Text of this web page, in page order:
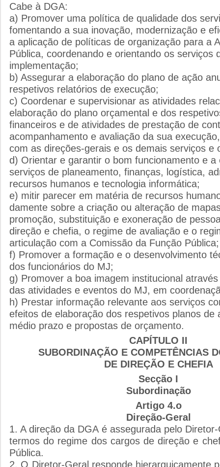
Cabe à DGA:
a) Promover uma política de qualidade dos
fomentando a sua inovação, modernização e
a aplicação de políticas de organização para a
Pública, coordenando e orientando os serviços
implementação;
b) Assegurar a elaboração do plano de ação
respetivos relatórios de execução;
c) Coordenar e supervisionar as atividades
elaboração do plano orçamental e dos
financeiros e de atividades de prestação de
acompanhamento e avaliação da sua
com as direções-gerais e os demais serviços e
d) Orientar e garantir o bom funcionamento e a
serviços de planeamento, finanças, logística,
recursos humanos e tecnologia informática;
e) mitir parecer em matéria de recursos
damente sobre a criação ou alteração de
promoção, substituição e exoneração de
direção e chefia, o regime de avaliação e o
articulação com a Comissão da Função Pública;
f) Promover a formação e o desenvolvimento
dos funcionários do MJ;
g) Promover a boa imagem institucional
das atividades e eventos do MJ, em
h) Prestar informação relevante aos serviços
efeitos de elaboração dos respetivos planos de
médio prazo e propostas de orçamento.
CAPÍTULO II
SUBORDINAÇÃO E COMPETÊNCIAS
DE DIREÇÃO E CHEFIA
Secção I
Subordinação
Artigo 4.o
Direção-Geral
1. A direção da DGA é assegurada pelo
termos do regime dos cargos de direção e
Pública.
2. O Diretor-Geral responde hierarquicamente